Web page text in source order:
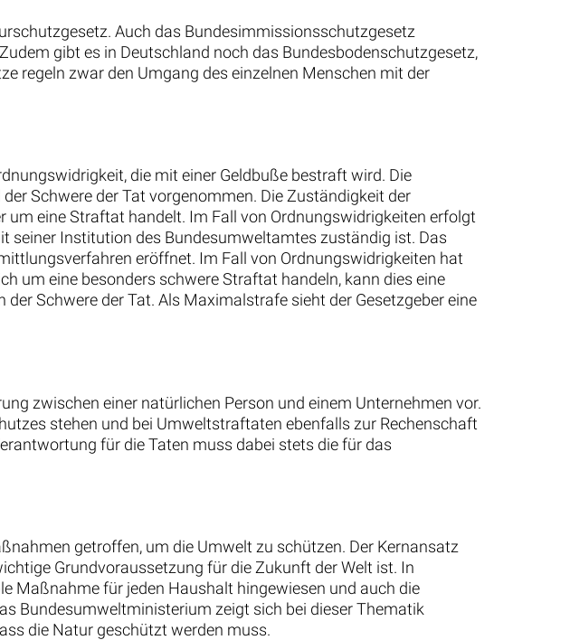
Auch das Bundesimmissionsschutzgesetz
gibt es in Deutschland noch das Bundesbodenschutzgesetz,
regeln zwar den Umgang des einzelnen Menschen mit der
die mit einer Geldbuße bestraft wird. Die
Schwere der Tat vorgenommen. Die Zuständigkeit der
eine Straftat handelt. Im Fall von Ordnungswidrigkeiten erfolgt
seiner Institution des Bundesumweltamtes zuständig ist. Das
eröffnet. Im Fall von Ordnungswidrigkeiten hat
um eine besonders schwere Straftat handeln, kann dies eine
Schwere der Tat. Als Maximalstrafe sieht der Gesetzgeber eine
zwischen einer natürlichen Person und einem Unternehmen vor.
stehen und bei Umweltstraftaten ebenfalls zur Rechenschaft
für die Taten muss dabei stets die für das
getroffen, um die Umwelt zu schützen. Der Kernansatz
Grundvoraussetzung für die Zukunft der Welt ist. In
Maßnahme für jeden Haushalt hingewiesen und auch die
Bundesumweltministerium zeigt sich bei dieser Thematik
die Natur geschützt werden muss.